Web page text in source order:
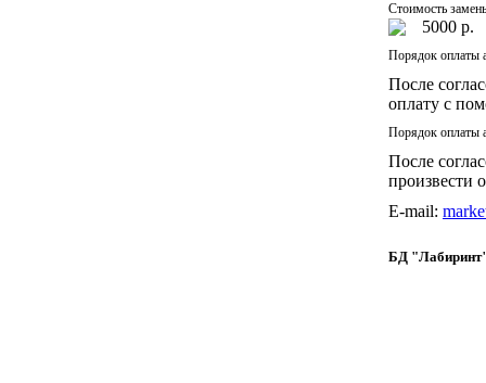
Стоимость
5000 р.
Порядок оплаты
После
оплату с
Порядок оплаты
После
произвести
E-mail:
БД "Лабиринт"